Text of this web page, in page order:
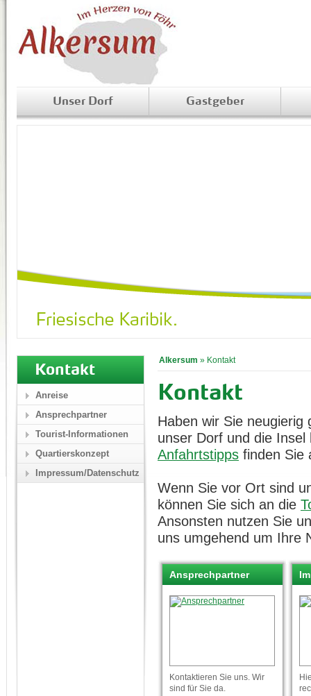
Unser Dorf Gastgeber
Alkersum » Kontakt
Kontakt
Haben wir Sie
unser Dorf und die
Anfahrtstipps finden Sie
Wenn Sie vor Ort sind
können Sie sich an die
Ansonsten nutzen Sie
uns umgehend um Ihre
Ansprechpartner
Kontaktieren Sie uns. Wir
sind für Sie da.
Kontakt
Anreise
Ansprechpartner
Tourist-Informationen
Quartierskonzept
Impressum/Datenschutz